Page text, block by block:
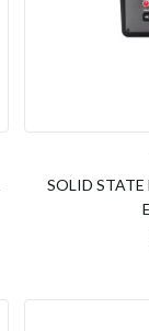
SOLID